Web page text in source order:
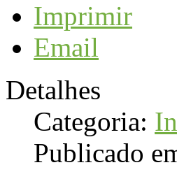
Imprimir
Email
Detalhes
Categoria:
Publicado